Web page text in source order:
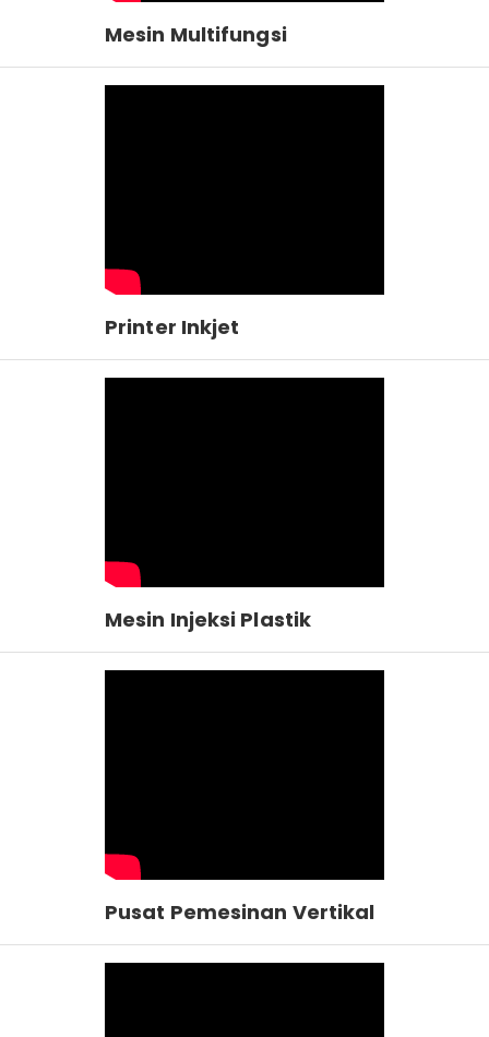
Mesin Multifungsi
Printer Inkjet
Mesin Injeksi Plastik
Pusat Pemesinan Vertikal